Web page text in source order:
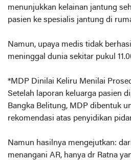
menunjukkan kelainan jantung
pasien ke spesialis jantung di
Namun, upaya medis tidak
meninggal dunia sekitar pukul
*MDP Dinilai Keliru Menilai
Setelah laporan keluarga pasien
Bangka Belitung, MDP dibentuk
rekomendasi atas penyidikan
Namun hasilnya mengejutkan:
menangani AR, hanya dr Ratna